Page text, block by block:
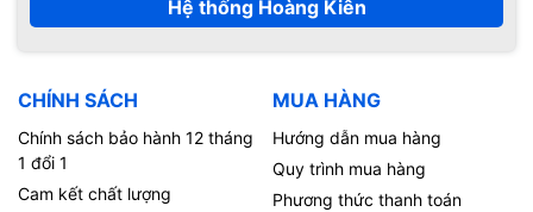
Hệ thống Hoàng Kiên
CHÍNH SÁCH
Chính sách bảo hành 12 tháng
1 đổi 1
Cam kết chất lượng
MUA HÀNG
Hướng dẫn mua hàng
Quy trình mua hàng
Phương thức thanh toán